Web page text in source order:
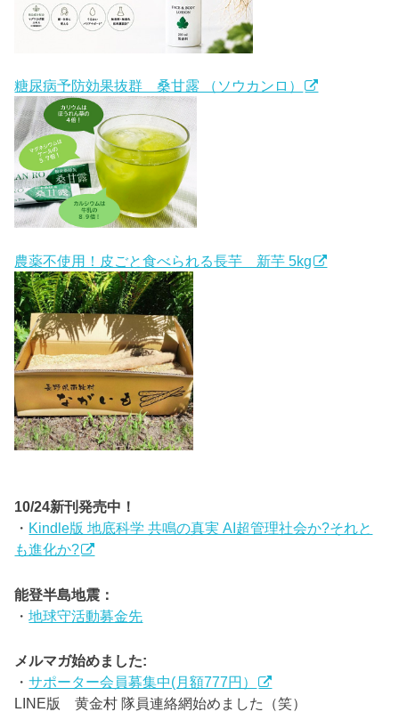
糖尿病予防効果抜群 桑甘露 （ソウカンロ）
農薬不使用！皮ごと食べられる長芋 新芋 5kg
10/24新刊発売中！
・ Kindle版 地底科学 共鳴の真実 AI超管理社会か?それと
も進化か?
能登半島地震：
・地球守活動募金先
メルマガ始めました:
・サポーター会員募集中(月額777円）
LINE版 黄金村 隊員連絡網始めました（笑）